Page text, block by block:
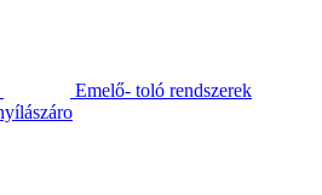
Emelő- toló rendszerek